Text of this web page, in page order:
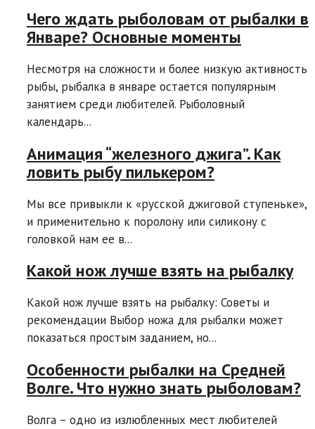
Чего ждать рыболовам от рыбалки в
Январе? Основные моменты
Несмотря на сложности и более низкую активность
рыбы, рыбалка в январе остается популярным
занятием среди любителей. Рыболовный
календарь...
Анимация “железного джига”. Как
ловить рыбу пилькером?
Мы все привыкли к «русской джиговой ступеньке»,
и применительно к поролону или силикону с
головкой нам ее в...
Какой нож лучше взять на рыбалку
Какой нож лучше взять на рыбалку: Советы и
рекомендации Выбор ножа для рыбалки может
показаться простым заданием, но...
Особенности рыбалки на Средней
Волге. Что нужно знать рыболовам?
Волга – одно из излюбленных мест любителей